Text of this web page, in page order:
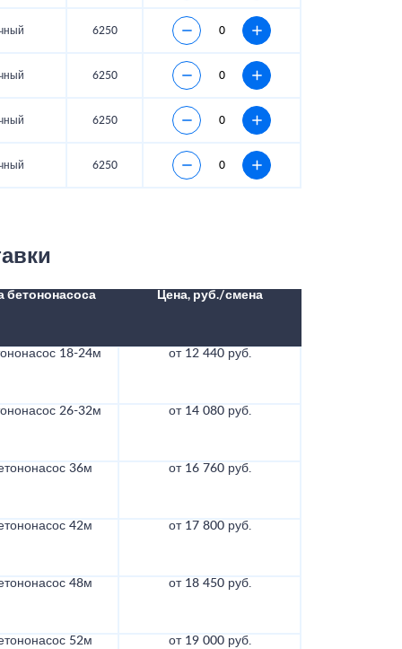
6250
6250
6250
6250
бетононасоса Цена, руб./смена
18-24м от 12 440 руб.
26-32м от 14 080 руб.
36м от 16 760 руб.
42м от 17 800 руб.
48м от 18 450 руб.
52м от 19 000 руб.